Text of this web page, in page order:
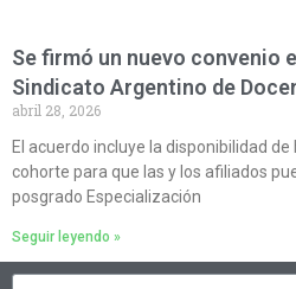
Se firmó un nuevo convenio
Sindicato Argentino de
abril 28, 2026
El acuerdo incluye la disponibilidad
cohorte para que las y los afiliados
posgrado Especialización
Seguir leyendo »